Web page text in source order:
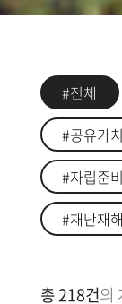
#전체
#공유가치
#자립준비
#재난재해
총 218건의